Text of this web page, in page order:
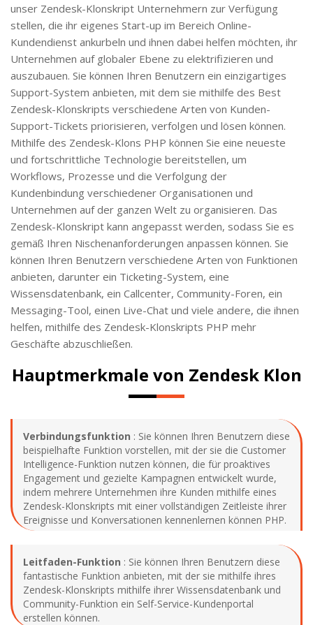
unser Zendesk-Klonskript Unternehmern zur Verfügung
stellen, die ihr eigenes Start-up im Bereich Online-
Kundendienst ankurbeln und ihnen dabei helfen möchten, ihr
Unternehmen auf globaler Ebene zu elektrifizieren und
auszubauen. Sie können Ihren Benutzern ein einzigartiges
Support-System anbieten, mit dem sie mithilfe des Best
Zendesk-Klonskripts verschiedene Arten von Kunden-
Support-Tickets priorisieren, verfolgen und lösen können.
Mithilfe des Zendesk-Klons PHP können Sie eine neueste
und fortschrittliche Technologie bereitstellen, um
Workflows, Prozesse und die Verfolgung der
Kundenbindung verschiedener Organisationen und
Unternehmen auf der ganzen Welt zu organisieren. Das
Zendesk-Klonskript kann angepasst werden, sodass Sie es
gemäß Ihren Nischenanforderungen anpassen können. Sie
können Ihren Benutzern verschiedene Arten von Funktionen
anbieten, darunter ein Ticketing-System, eine
Wissensdatenbank, ein Callcenter, Community-Foren, ein
Messaging-Tool, einen Live-Chat und viele andere, die ihnen
helfen, mithilfe des Zendesk-Klonskripts PHP mehr
Geschäfte abzuschließen.
Hauptmerkmale von Zendesk Klon
Verbindungsfunktion : Sie können Ihren Benutzern diese
beispielhafte Funktion vorstellen, mit der sie die Customer
Intelligence-Funktion nutzen können, die für proaktives
Engagement und gezielte Kampagnen entwickelt wurde,
indem mehrere Unternehmen ihre Kunden mithilfe eines
Zendesk-Klonskripts mit einer vollständigen Zeitleiste ihrer
Ereignisse und Konversationen kennenlernen können PHP.
Leitfaden-Funktion : Sie können Ihren Benutzern diese
fantastische Funktion anbieten, mit der sie mithilfe ihres
Zendesk-Klonskripts mithilfe ihrer Wissensdatenbank und
Community-Funktion ein Self-Service-Kundenportal
erstellen können.